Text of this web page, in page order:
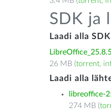
SDK ja
Laadi alla SDK
26 MB (torrent,
Laadi alla
libreoffice-
274 MB (